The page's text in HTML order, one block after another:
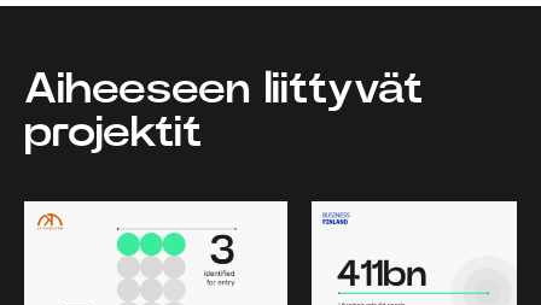
Aiheeseen liittyvät
projektit